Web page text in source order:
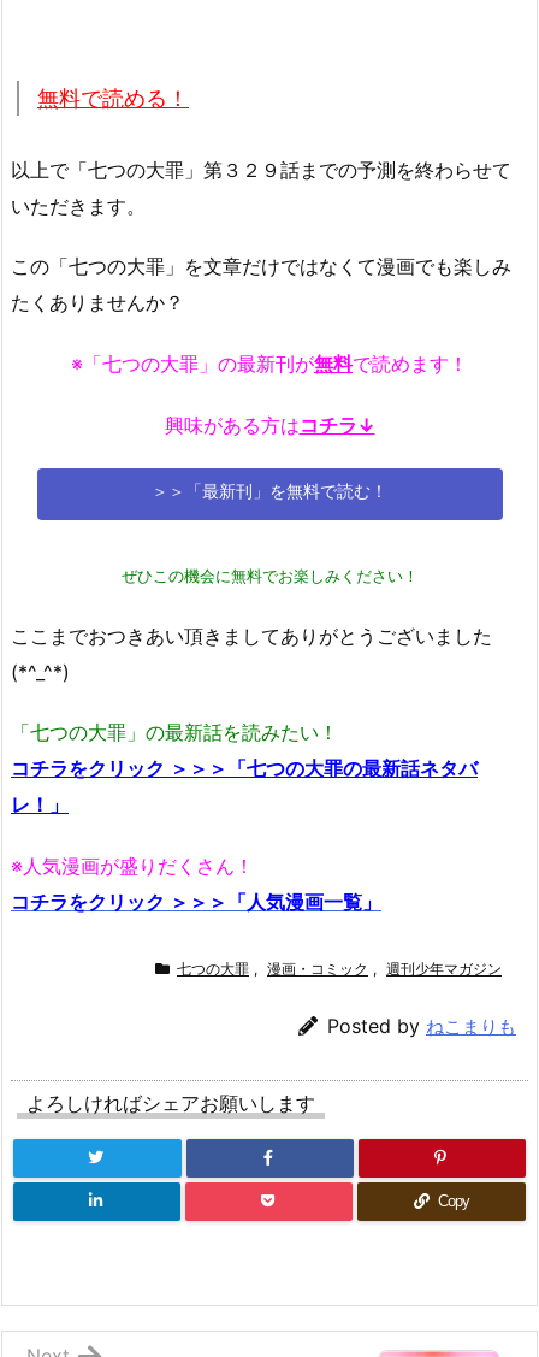
無料で読める！
以上で「七つの大罪」第３２９話までの予測を終わらせて
いただきます。
この「七つの大罪」を文章だけではなくて漫画でも楽しみ
たくありませんか？
※「七つの大罪」の最新刊が無料で読めます！
興味がある方はコチラ↓
＞＞「最新刊」を無料で読む！
ぜひこの機会に無料でお楽しみください！
ここまでおつきあい頂きましてありがとうございました
(*^_^*)
「七つの大罪」の最新話を読みたい！
コチラをクリック ＞＞＞「七つの大罪の最新話ネタバ
レ！」
※人気漫画が盛りだくさん！
コチラをクリック ＞＞＞「人気漫画一覧」
七つの大罪 , 漫画・コミック , 週刊少年マガジン
Posted by ねこまりも
よろしければシェアお願いします
Copy